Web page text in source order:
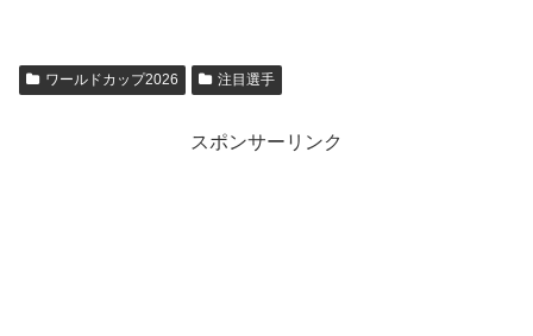
ワールドカップ2026 注目選手
スポンサーリンク